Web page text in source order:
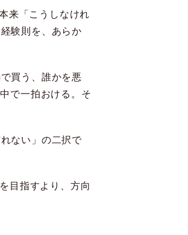
来「こうしなけれ
験則を、あらか
買う、誰かを悪
で一拍おける。そ
ない」の二択で
目指すより、方向